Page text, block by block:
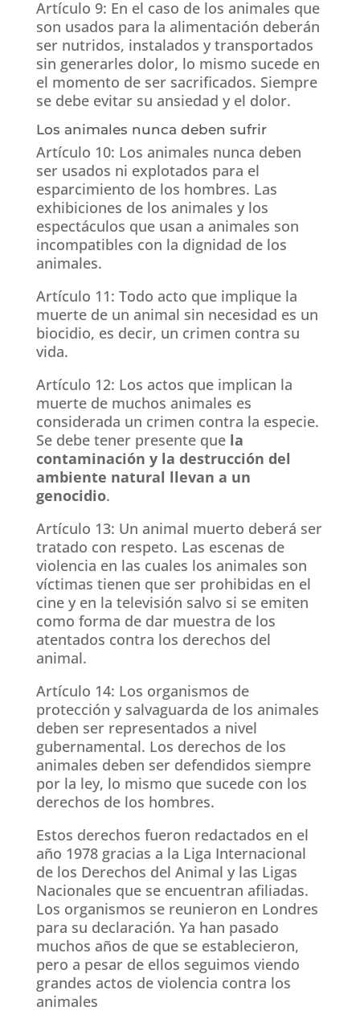
Artículo 9: En el caso de los animales que
son usados para la alimentación deberán
ser nutridos, instalados y transportados
sin generarles dolor, lo mismo sucede en
el momento de ser sacrificados. Siempre
se debe evitar su ansiedad y el dolor.
Los animales nunca deben sufrir
Artículo 10: Los animales nunca deben
ser usados ni explotados para el
esparcimiento de los hombres. Las
exhibiciones de los animales y los
espectáculos que usan a animales son
incompatibles con la dignidad de los
animales.
Artículo 11: Todo acto que implique la
muerte de un animal sin necesidad es un
biocidio, es decir, un crimen contra su
vida.
Artículo 12: Los actos que implican la
muerte de muchos animales es
considerada un crimen contra la especie.
Se debe tener presente quela
contaminación y la destrucción del
ambiente natural llevan a un
genocidio.
Artículo 13: Un animal muerto deberá ser
tratado con respeto. Las escenas de
violencia en las cuales los animales son
víctimas tienen que ser prohibidas en el
cine y en la televisión salvo si se emiten
como forma de dar muestra de los
atentados contra los derechos del
animal.
Artículo 14: Los organismos de
protección y salvaguarda de los animales
deben ser representados a nivel
gubernamental. Los derechos de los
animales deben ser defendidos siempre
por la ley, lo mismo que sucede con los
derechos de los hombres.
Estos derechos fueron redactados en el
año 1978 gracias a la Liga Internacional
de los Derechos del Animal y las Ligas
Nacionales que se encuentran afiliadas.
Los organismos se reunieron en Londres
para su declaración. Ya han pasado
muchos años de que se establecieron,
pero a pesar de ellos seguimos viendo
grandes actos de violencia contra los
animales